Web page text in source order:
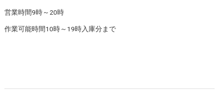
営業時間9時～20時
作業可能時間10時～19時入庫分まで